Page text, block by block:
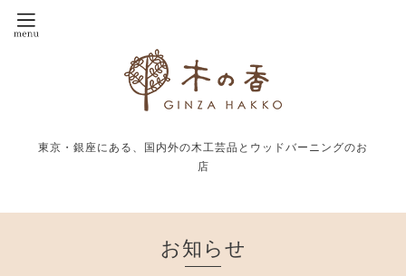
東京・銀座にある、国内外の木工芸品とウッドバーニングのお
店
お知らせ